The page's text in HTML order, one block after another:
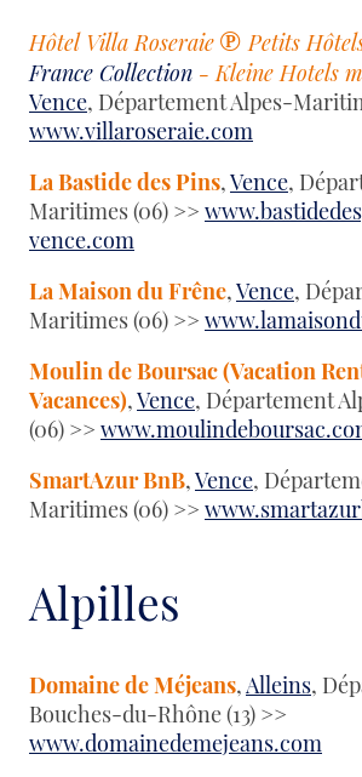
Hôtel Villa Roseraie ℗Petits
France Collection - Kleine Hotels
Vence, Département Alpes-
www.villaroseraie.com
La Bastide des Pins,Vence,
Maritimes (06) >>
vence.com
La Maison du Frêne,Vence,
Maritimes (06) >>
Moulin de Boursac (Vacation
Vacances),Vence, Département
(06) >>
SmartAzur BnB,Vence,
Maritimes (06) >>
Alpilles
Domaine de Méjeans, Alleins,
Bouches-du-Rhône (13) >>
www.domainedemejeans.com